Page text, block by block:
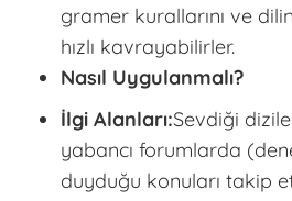
gramer kurallarını ve
hızlı kavrayabilirler.
Nasıl Uygulanmalı?
İlgi Alanları:Sevdiği
yabancı forumlarda
duyduğu konuları takip